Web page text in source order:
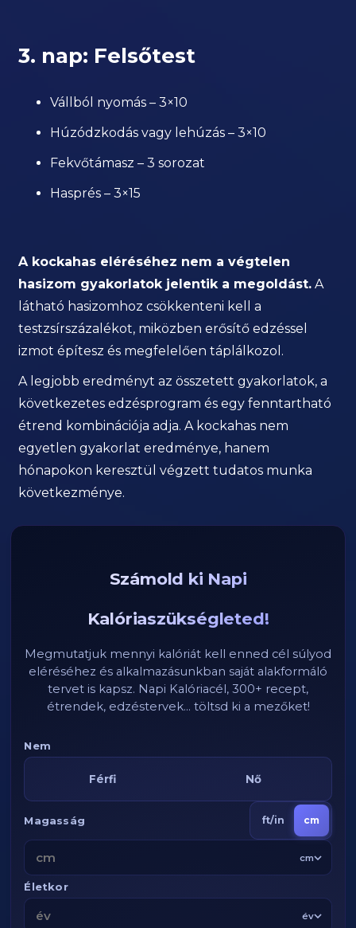
3. nap: Felsőtest
Vállból nyomás – 3×10
Húzódzkodás vagy lehúzás – 3×10
Fekvőtámasz – 3 sorozat
Hasprés – 3×15
A kockahas eléréséhez nem a végtelen
hasizom gyakorlatok jelentik a megoldást. A
látható hasizomhoz csökkenteni kell a
testzsírszázalékot, miközben erősítő edzéssel
izmot építesz és megfelelően táplálkozol.
A legjobb eredményt az összetett gyakorlatok, a
következetes edzésprogram és egy fenntartható
étrend kombinációja adja. A kockahas nem
egyetlen gyakorlat eredménye, hanem
hónapokon keresztül végzett tudatos munka
következménye.
Számold ki Napi
Kalóriaszükségleted!
Megmutatjuk mennyi kalóriát kell enned cél súlyod
eléréséhez és alkalmazásunkban saját alakformáló
tervet is kapsz. Napi Kalóriacél, 300+ recept,
étrendek, edzéstervek... töltsd ki a mezőket!
Nem
Férfi Nő
Magasság ft/in cm
cm
Életkor
év